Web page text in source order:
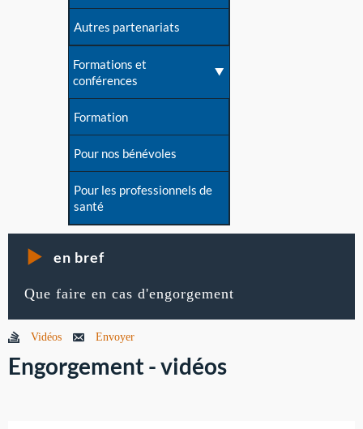
Autres partenariats
Formations et
conférences
Formation
Pour nos bénévoles
Pour les professionnels de
santé
en bref
Que faire en cas d'engorgement
Vidéos Envoyer
Engorgement - vidéos